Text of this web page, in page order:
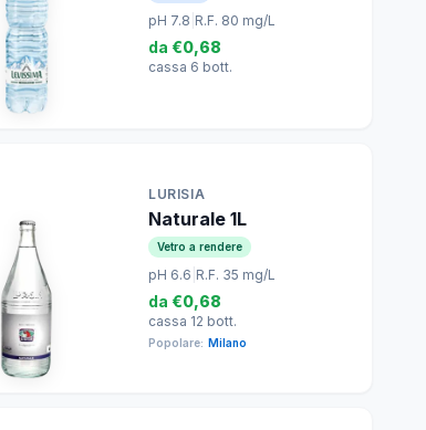
pH 7.8 R.F. 80 mg/L
da €0,68
cassa 6 bott.
LURISIA
Naturale 1L
Vetro a rendere
pH 6.6 R.F. 35 mg/L
da €0,68
cassa 12 bott.
Popolare: Milano